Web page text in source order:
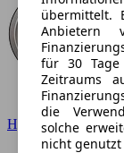
Hyundai
übermittelt.
Anbietern
für 30
Zeitraums
die
solche
nicht genutzt